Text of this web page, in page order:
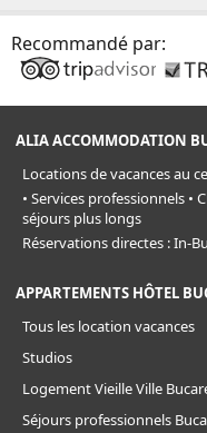
Recommandé par:
ALIA ACCOMMODATION
Locations de vacances au
• Services professionnels •
séjours plus longs
Réservations directes : In-
APPARTEMENTS HÔTEL
Tous les location vacances
Studios
Logement Vieille Ville
Séjours professionnels